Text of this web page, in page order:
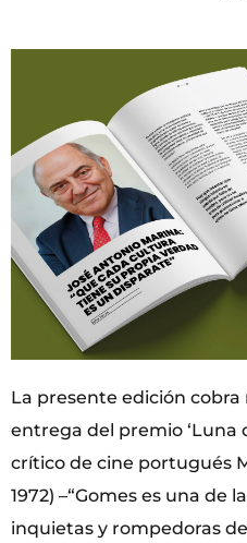
La presente edición
entrega del premio ‘Luna
crítico de cine portugués
1972) –“Gomes es una de
inquietas y rompedoras